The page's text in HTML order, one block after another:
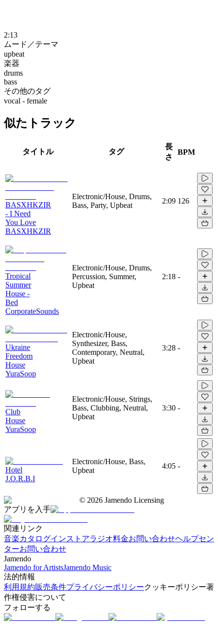
2:13
ムード／テーマ
upbeat
楽器
drums
bass
その他のタグ
vocal - female
似たトラック
タイトル タグ
長
さ
BPM
BASXHKZIR
- I Need
You Love
BASXHKZIR
Electronic/House, Drums,
Bass, Party, Upbeat
2:09 126
Tropical
Summer
House -
Bed
CorporateSounds
Electronic/House, Drums,
Percussion, Summer,
Upbeat
2:18 -
Ukraine
Freedom
House
YuraSoop
Electronic/House,
Synthesizer, Bass,
Contemporary, Neutral,
Upbeat
3:28 -
Club
House
YuraSoop
Electronic/House, Strings,
Bass, Clubbing, Neutral,
Upbeat
3:30 -
Hotel
J.O.R.B.I
Electronic/House, Bass,
Upbeat
4:05 -
© 2026 Jamendo Licensing
アプリを入手
関連リンク
音楽カタログインストアラジオ料金お問い合わせヘルプセン
ターお問い合わせ
Jamendo
Jamendo for ArtistsJamendo Music
法的情報
利用規約販売条件プライバシーポリシークッキーポリシー著
作権侵害について
フォローする